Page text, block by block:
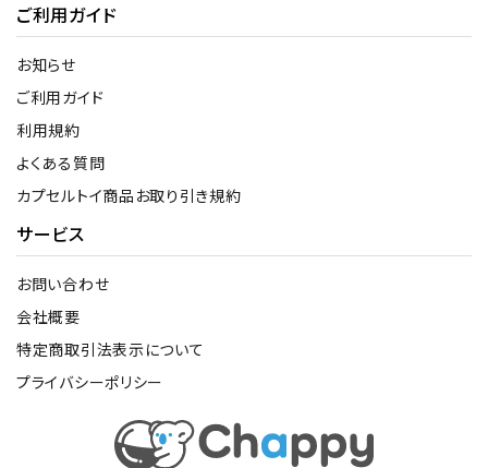
ご利用ガイド
お知らせ
ご利用ガイド
利用規約
よくある質問
カプセルトイ商品お取り引き規約
サービス
お問い合わせ
会社概要
特定商取引法表示について
プライバシーポリシー